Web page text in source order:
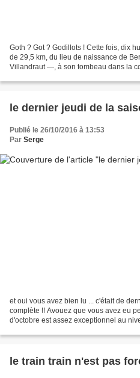
Goth ? Got ? Godillots ! Cette fois, dix
de 29,5 km, du lieu de naissance de
Villandraut —, à son tombeau dans la
le dernier jeudi de la
Publié le 26/10/2016 à 13:53
Par Serge
et oui vous avez bien lu ... c'était de
complète !! Avouez que vous avez eu
d'octobre est assez exceptionnel au
le train train n'est pas